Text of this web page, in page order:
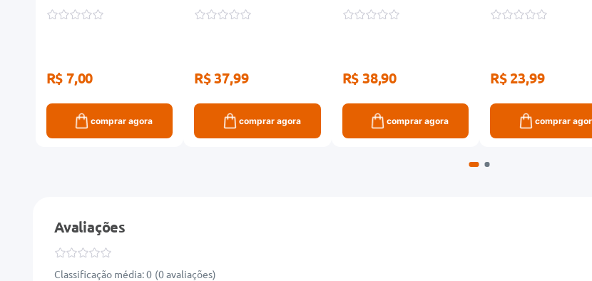
Figurinhas
R$ 7,00
comprar agora
R$ 37,99
comprar agora
Todolivro
R$ 38,90
comprar agora
R$ 23,99
comprar
Avaliações
Classificação média: 0 (0 avaliações)